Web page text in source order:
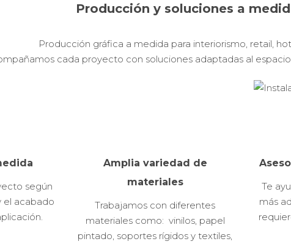
Producción y soluciones a
Producción gráfica a medida para interiorismo, retail,
cada proyecto con soluciones adaptadas al
según
el acabado
Amplia variedad de
materiales
Trabajamos con diferentes
materiales como: vinilos, papel
pintado, soportes rígidos y textiles,
Te
más